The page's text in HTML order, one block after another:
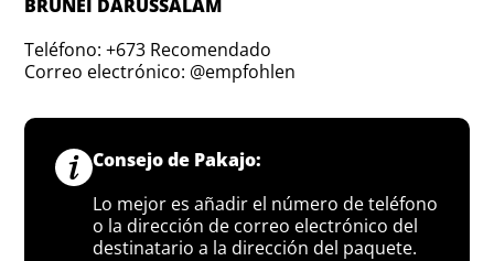
BRUNEI DARUSSALAM
Teléfono: +673 Recomendado
Correo electrónico: @empfohlen
Consejo de Pakajo:
Lo mejor es añadir el número de teléfono
o la dirección de correo electrónico del
destinatario a la dirección del paquete.